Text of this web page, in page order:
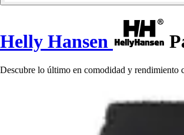
Helly Hansen
Descubre lo último en comodidad y rendimiento